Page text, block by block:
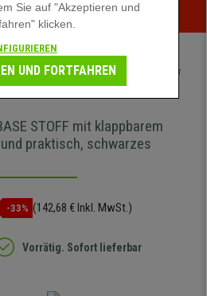
Zeit - Aktion ansehen -
STOFF mit klappbarem
praktisch, schwarzes
-33% (142,68 € Inkl. MwSt.)
Vorrätig. Sofort lieferbar
Sie auf "Akzeptieren und
klicken.
UND FORTFAHREN